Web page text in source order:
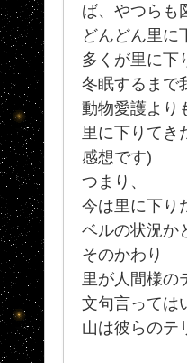
ば、やつらも
どんどん里に
多くが里に下
冬眠するま
動物愛護より
里に下りてき
感想です)
つまり、
今は里に下り
ベルの状況か
そのかわり
里が人間様の
文句言っては
山は彼らのテ